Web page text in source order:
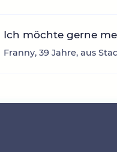
Ich möchte gerne
Franny, 39 Jahre, aus